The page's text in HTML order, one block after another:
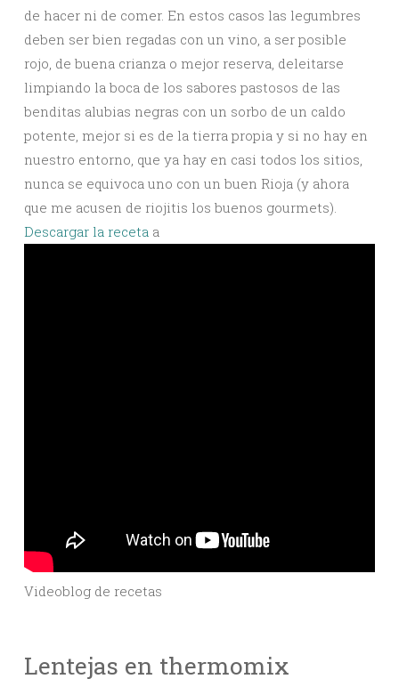
de hacer ni de comer. En estos casos las legumbres
deben ser bien regadas con un vino, a ser posible
rojo, de buena crianza o mejor reserva, deleitarse
limpiando la boca de los sabores pastosos de las
benditas alubias negras con un sorbo de un caldo
potente, mejor si es de la tierra propia y si no hay en
nuestro entorno, que ya hay en casi todos los sitios,
nunca se equivoca uno con un buen Rioja (y ahora
que me acusen de riojitis los buenos gourmets).
Descargar la receta a
Videoblog de recetas
Lentejas en thermomix